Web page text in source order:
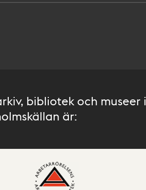
bibliotek och museer i
är: